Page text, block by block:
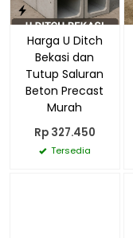
Harga U Ditch
Bekasi dan
Tutup Saluran
Beton Precast
Murah
Rp 327.450
Tersedia